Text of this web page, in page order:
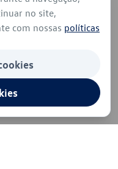
no site,
com nossas políticas